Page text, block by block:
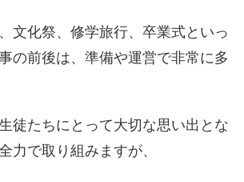
文化祭、修学旅行、卒業式といっ
の前後は、準備や運営で非常に多
徒たちにとって大切な思い出とな
力で取り組みますが、